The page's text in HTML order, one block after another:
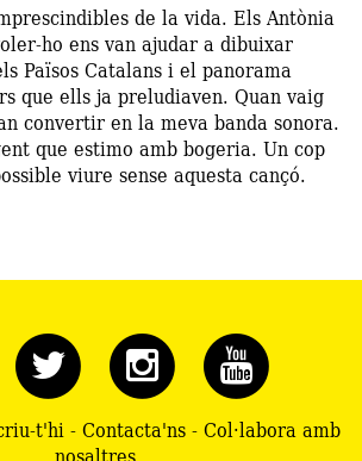
de la vida. Els Antònia
ho ens van ajudar a dibuixar
Països Catalans i el panorama
que ells ja preludiaven. Quan vaig
convertir en la meva banda sonora.
que estimo amb bogeria. Un cop
viure sense aquesta cançó.
t'hi-Contacta'ns-Col·labora amb